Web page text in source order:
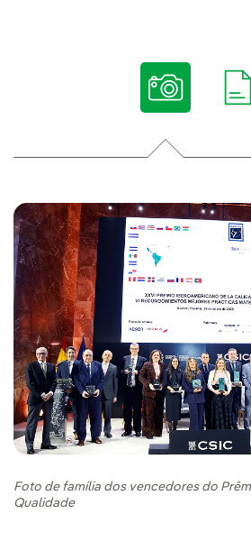
Foto de família dos vencedores do
Qualidade